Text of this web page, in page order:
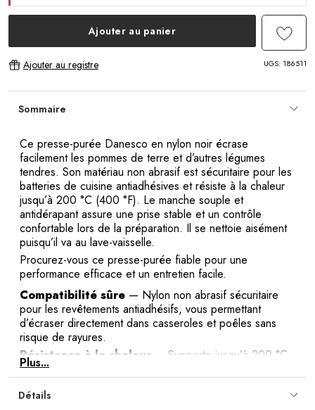
Ajouter au panier
Ajouter au registre UGS: 186511
Sommaire
Ce presse-purée Danesco en nylon noir écrase
facilement les pommes de terre et d’autres légumes
tendres. Son matériau non abrasif est sécuritaire pour les
batteries de cuisine antiadhésives et résiste à la chaleur
jusqu’à 200 °C (400 °F). Le manche souple et
antidérapant assure une prise stable et un contrôle
confortable lors de la préparation. Il se nettoie aisément
puisqu’il va au lave-vaisselle.
Procurez-vous ce presse-purée fiable pour une
performance efficace et un entretien facile.
Compatibilité sûre — Nylon non abrasif sécuritaire
pour les revêtements antiadhésifs, vous permettant
d’écraser directement dans casseroles et poêles sans
risque de rayures.
Résistance à la chaleur — Supporte jusqu’à 200 °C
(400 °F), conservant sa solidité pendant l’écrasement
d’aliments chauds pour une utilisation quotidienne durable.
Prise confortable
Plus...
Détails